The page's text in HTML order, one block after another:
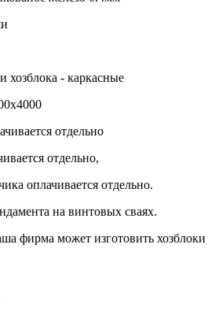
хозблока - каркасные
отдельно
отдельно,
оплачивается отдельно.
на винтовых сваях.
фирма может изготовить